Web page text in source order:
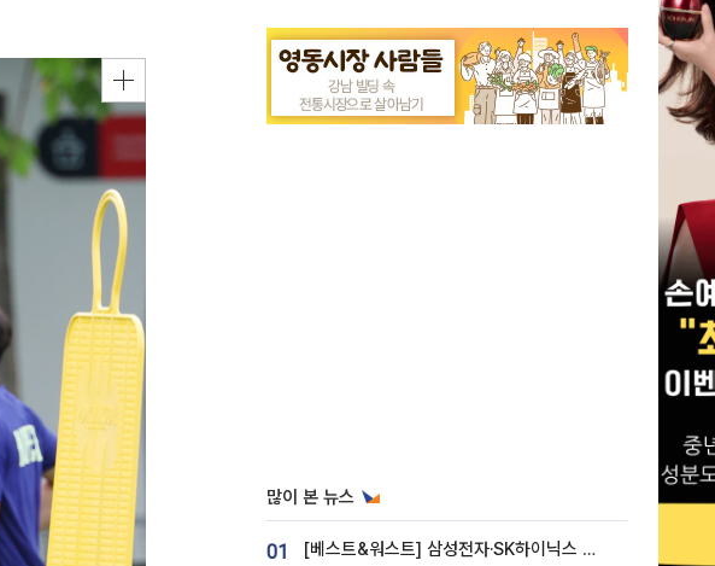
많이 본 뉴스
01 [베스트&워스트] 삼성전자·SK하이닉스 밀린 한 주…상상인증권은 85% 급등